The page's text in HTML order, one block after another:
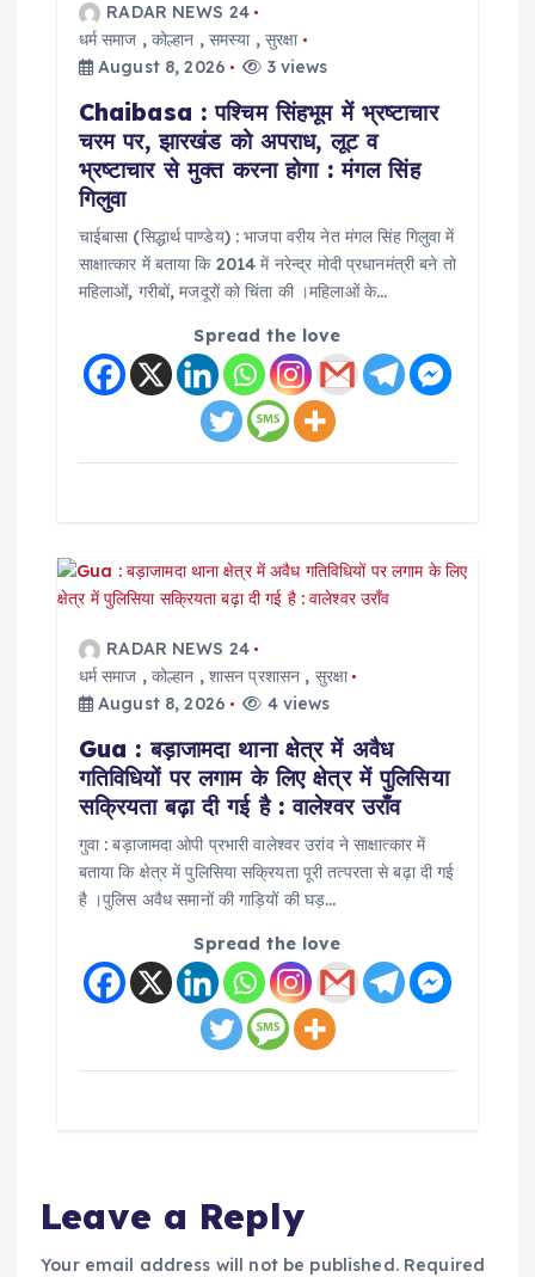
RADAR NEWS 24
धर्म समाज ,कोल्हान , समस्या, सुरक्षा
August 8, 2026
3 views
Chaibasa : पश्चिम सिंहभूम में भ्रष्टाचार
चरम पर, झारखंड को अपराध, लूट व
भ्रष्टाचार से मुक्त करना होगा : मंगल सिंह
गिलुवा
चाईबासा (सिद्धार्थ पाण्डेय) : भाजपा वरीय नेत मंगल सिंह गिलुवा में
साक्षात्कार में बताया कि 2014 में नरेन्द्र मोदी प्रधानमंत्री बने तो
महिलाओं, गरीबों, मजदूरों को चिंता की ।महिलाओं के…
Spread the love
RADAR NEWS 24
धर्म समाज ,कोल्हान , शासन प्रशासन , सुरक्षा
August 8, 2026
4 views
Gua : बड़ाजामदा थाना क्षेत्र में अवैध
गतिविधियों पर लगाम के लिए क्षेत्र में पुलिसिया
सक्रियता बढ़ा दी गई है : वालेश्वर उराँव
गुवा : बड़ाजामदा ओपी प्रभारी वालेश्वर उरांव ने साक्षात्कार में
बताया कि क्षेत्र में पुलिसिया सक्रियता पूरी तत्परता से बढ़ा दी गई
है ।पुलिस अवैध समानों की गाड़ियों की घड़…
Spread the love
Leave a Reply
Your email address will not be published. Required